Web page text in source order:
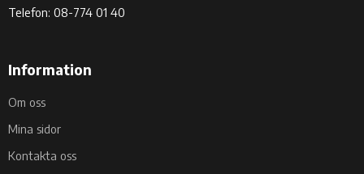
Telefon: 08-774 01 40
Information
Om oss
Mina sidor
Kontakta oss